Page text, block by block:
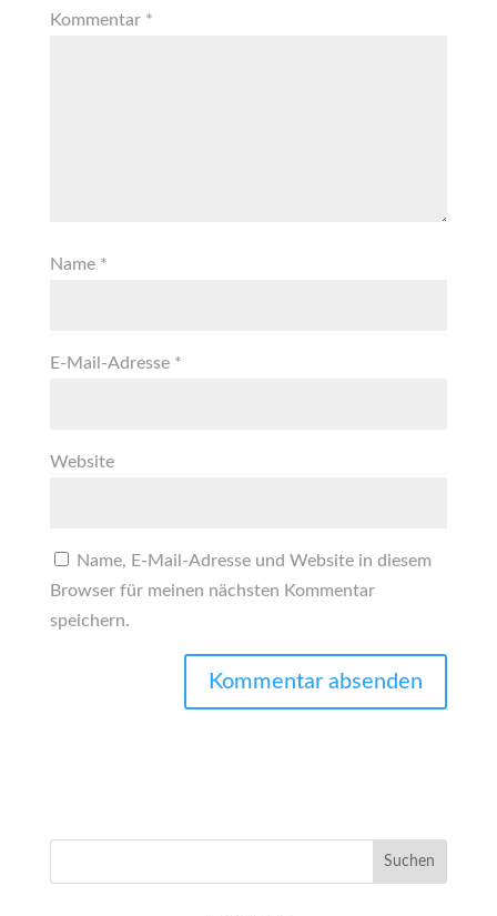
Kommentar *
Name *
E-Mail-Adresse *
Website
Name, E-Mail-Adresse und Website in diesem
Browser für meinen nächsten Kommentar
speichern.